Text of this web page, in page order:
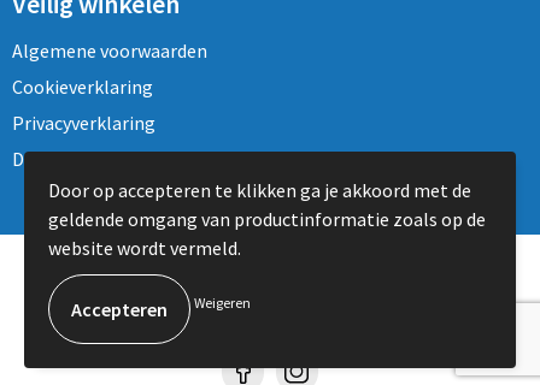
Algemene voorwaarden
Cookieverklaring
Privacyverklaring
Disclaimer
© Copyright Topmen BVBA 2024
Door op accepteren te klikken ga je akkoord met de
geldende omgang van productinformatie zoals op de
website wordt vermeld.
Weigeren